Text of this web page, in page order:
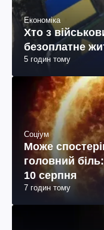
Економіка
Хто з
безоплатне
5 годин тому
Соціум
Може
головний
10 серпня
7 годин тому